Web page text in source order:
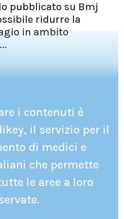
pubblicato su Bmj
ridurre la
in ambito
i contenuti è
il servizio per il
di medici e
che permette
le aree a loro